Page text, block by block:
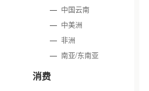
— 中国云南
— 中美洲
—非洲
—南亚/东南亚
消费